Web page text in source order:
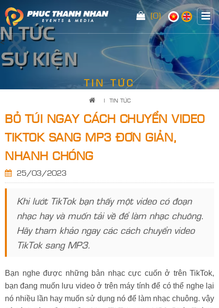
(0)
<
TIN TỨC
| TIN TỨC
BỎ TÚI NGAY CÁCH CHUYỂN VIDEO
TIKTOK SANG MP3 ĐƠN GIẢN,
NHANH CHÓNG
25/03/2023
Khi lướt TikTok bạn thấy một video có đoạn
nhạc hay và muốn tải về để làm nhạc chuông.
Hãy tham khảo ngay các cách chuyển video
TikTok sang MP3.
Bạn nghe được những bản nhạc cực cuốn ở trên TikTok,
bạn đang muốn lưu video ở trên máy tính để có thể nghe lại
nó nhiều lần hay muốn sử dụng nó để làm nhạc chuông. vậy